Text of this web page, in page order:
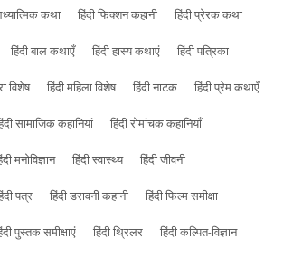
कथा हिंदी फिक्शन कहानी
हिंदी प्रेरक कथा
हिंदी बाल कथाएँ हिंदी हास्य कथाएं
हिंदी पत्रिका
विशेष हिंदी महिला विशेष हिंदी नाटक
हिंदी प्रेम कथाएँ
सामाजिक कहानियां
हिंदी रोमांचक कहानियाँ
मनोविज्ञान हिंदी स्वास्थ्य
हिंदी जीवनी
पत्र हिंदी डरावनी कहानी
हिंदी फिल्म समीक्षा
पुस्तक समीक्षाएं हिंदी थ्रिलर
हिंदी कल्पित-विज्ञान